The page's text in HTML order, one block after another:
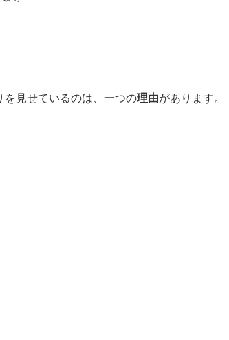
見せているのは、一つの理由があります。